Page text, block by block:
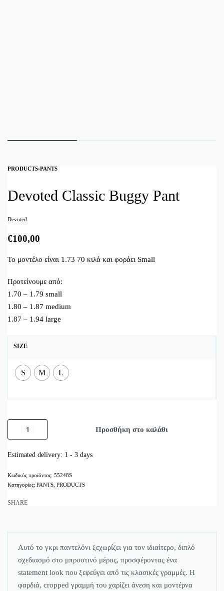
PRODUCTS›PANTS
Devoted Classic Buggy Pant
Devoted
€100,00
Το μοντέλο είναι 1.73 70 κιλά και φοράει Small
Προτείνουμε από:
1.70 – 1.79 small
1.80 – 1.87 medium
1.87 – 1.94 large
SIZE
S M L
Προσθήκη στο καλάθι
Estimated delivery: 1 - 3 days
55248S
Κατηγορίες: PANTS PRODUCTS
SHARE
Αυτό το γκρι παντελόνι ξεχωρίζει για τον ιδιαίτερο, διπλό
σχεδιασμό στο μπροστινό μέρος, προσφέροντας ένα
statement look που ξεφεύγει από τις κλασικές γραμμές. Η
φαρδιά, cropped γραμμή του χαρίζει άνεση και μοντέρνα